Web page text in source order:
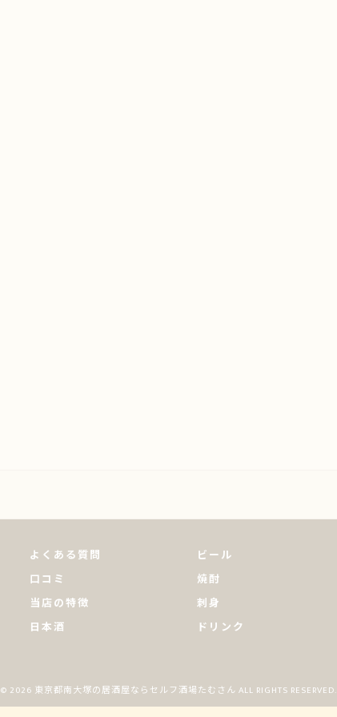
よくある質問
口コミ
当店の特徴
日本酒
ビール
焼酎
刺身
ドリンク
© 2026 東京都南大塚の居酒屋ならセルフ酒場たむさん ALL RIGHTS RESERVED.